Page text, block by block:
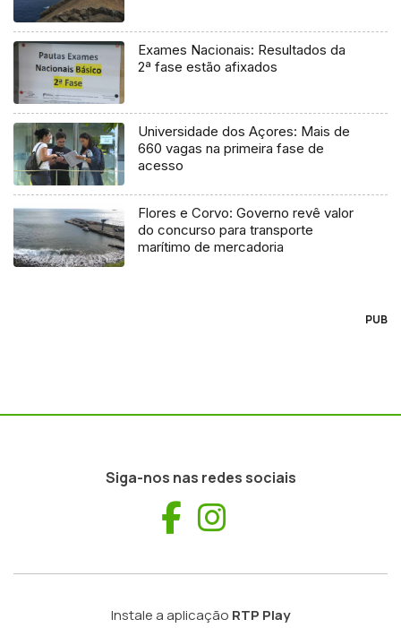
Exames Nacionais: Resultados da
2ª fase estão afixados
Universidade dos Açores: Mais de
660 vagas na primeira fase de
acesso
Flores e Corvo: Governo revê valor
do concurso para transporte
marítimo de mercadoria
PUB
Siga-nos nas redes sociais
Facebook
Instale a aplicação RTP Play